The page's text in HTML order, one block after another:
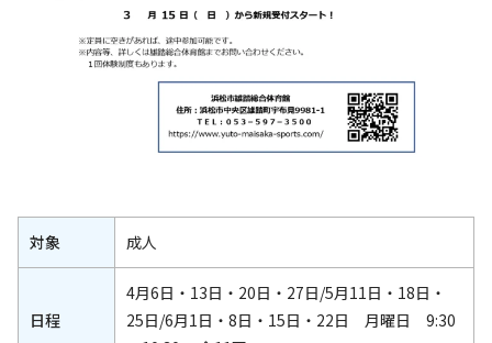
対象 成人
日程
4月6日・13日・20日・27日/5月11日・18日・
25日/6月1日・8日・15日・22日 月曜日 9:30